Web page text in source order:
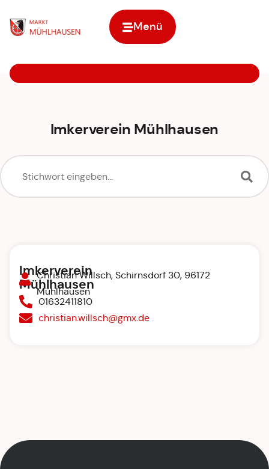
Menü
Imkerverein Mühlhausen
Imkerverein
Mühlhausen
Christian Willsch, Schirnsdorf 30, 96172
Mühlhausen
01632411810
christian.willsch@gmx.de